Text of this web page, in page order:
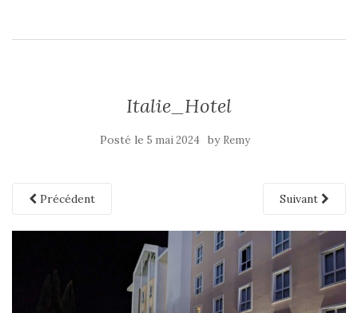
Italie_Hotel
Posté le 5 mai 2024 by Remy
Précédent Suivant